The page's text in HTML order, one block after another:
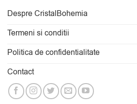
Despre CristalBohemia
Termeni si conditii
Politica de confidentialitate
Contact